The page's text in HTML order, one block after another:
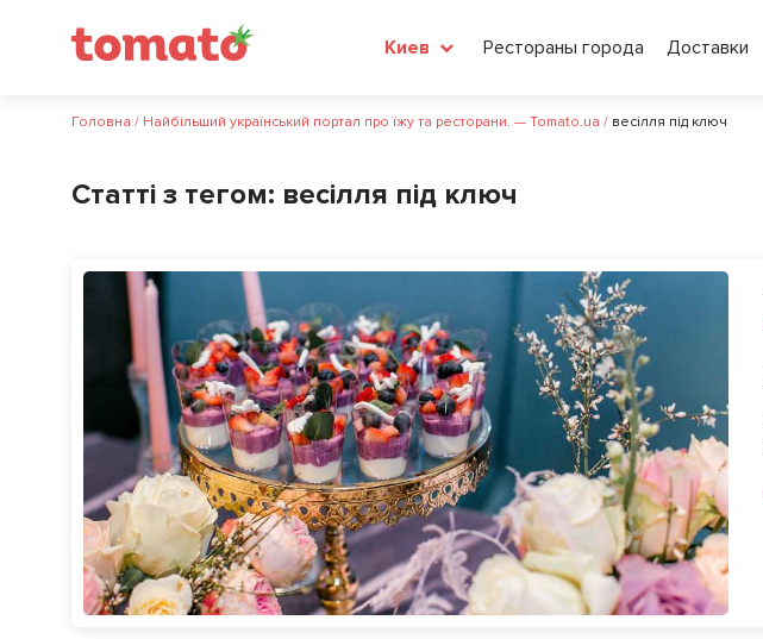
Киев Рестораны города Доставки
Головна / Найбільший український портал про їжу та ресторани. — Tomato.ua / весілля під ключ
Статті з тегом: весілля під ключ